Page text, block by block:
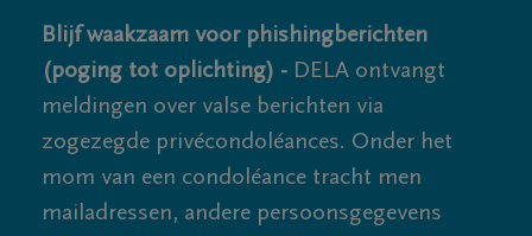
Blijf waakzaam voor phishingberichten
(poging tot oplichting) - DELA ontvangt
meldingen over valse berichten via
zogezegde privécondoléances. Onder het
mom van een condoléance tracht men
mailadressen, andere persoonsgegevens